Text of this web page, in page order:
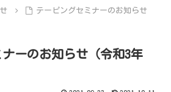
テーピングセミナーのお知らせ
ーのお知らせ（令和3年